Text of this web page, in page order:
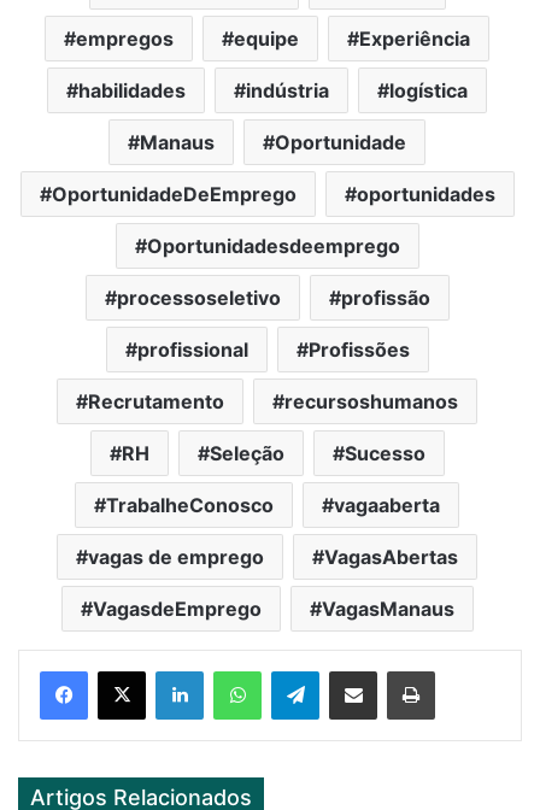
empregos equipe Experiência
habilidades indústria logística
Manaus Oportunidade
OportunidadeDeEmprego oportunidades
Oportunidadesdeemprego
processoseletivo profissão
profissional Profissões
Recrutamento recursoshumanos
RH Seleção Sucesso
TrabalheConosco vagaaberta
vagas de emprego VagasAbertas
VagasdeEmprego VagasManaus
Telegram
Artigos Relacionados